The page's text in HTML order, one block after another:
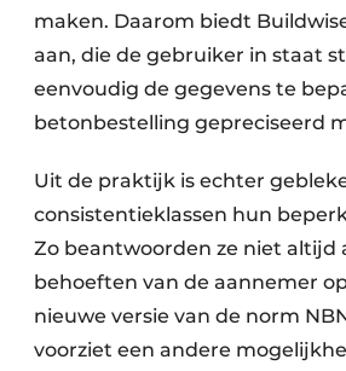
maken. Daarom biedt
aan, die de gebruiker in staat
eenvoudig de gegevens te
betonbestelling gepreciseerd
Uit de praktijk is echter
consistentieklassen hun
Zo beantwoorden ze niet altijd
behoeften van de aannemer
nieuwe versie van de norm
voorziet een andere